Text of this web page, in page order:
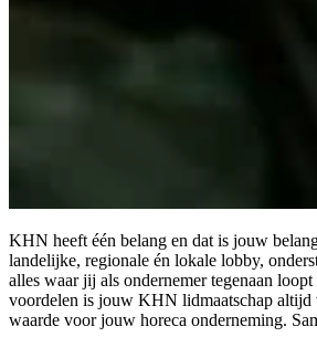
KHN heeft één belang en dat is jouw
landelijke, regionale én lokale lobby,
alles waar jij als ondernemer tegenaan
voordelen is jouw KHN lidmaatschap altijd
waarde voor jouw horeca onderneming.